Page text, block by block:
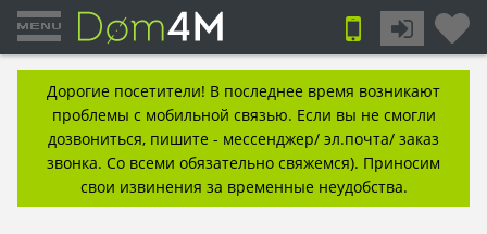
Дорогие посетители! В последнее время возникают
проблемы с мобильной связью. Если вы не смогли
дозвониться, пишите - мессенджер/ эл.почта/ заказ
звонка. Со всеми обязательно свяжемся). Приносим
свои извинения за временные неудобства.